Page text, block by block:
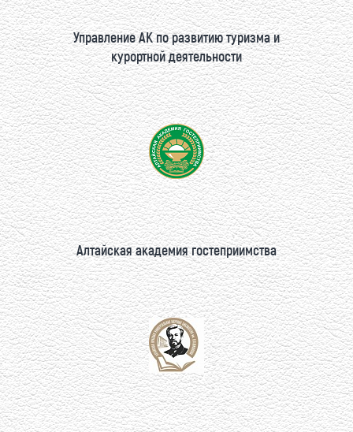
Управление АК по развитию туризма и
курортной деятельности
Алтайская академия гостеприимства